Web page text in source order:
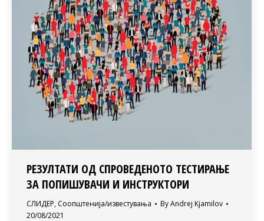
РЕЗУЛТАТИ ОД СПРОВЕДЕНОТО ТЕСТИРАЊЕ
ЗА ПОПИШУВАЧИ И ИНСТРУКТОРИ
СЛИДЕР, Соопштенија/известувања ByAndrej Kjamilov
20/08/2021